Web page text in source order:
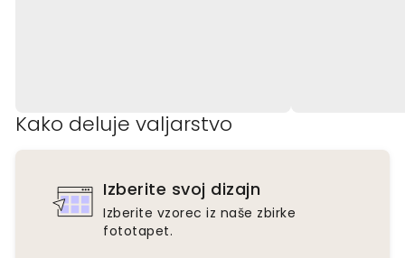
Kako deluje valjarstvo
Izberite svoj dizajn
Izberite vzorec iz naše zbirke
fototapet.